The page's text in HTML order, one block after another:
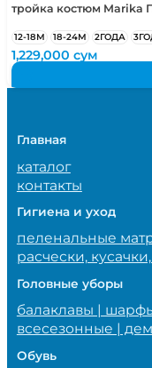
тройка костюм Marika
12-18М 18-24М 2ГОДА
1,229,000сум
Главная
каталог
контакты
Гигиена и уход
пеленальные
расчески,
Головные уборы
балаклавы |
всесезонные |
Обувь